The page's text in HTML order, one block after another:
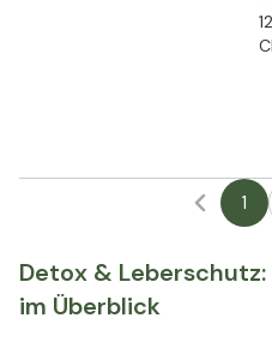
1
Detox &
im Überblick